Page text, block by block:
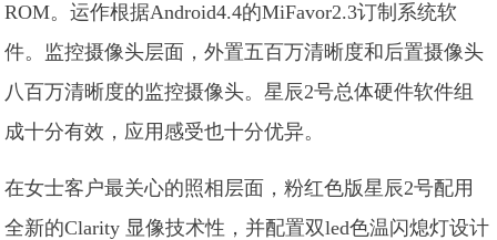
ROM。运作根据Android4.4的MiFavor2.3订制系统软
件。监控摄像头层面，外置五百万清晰度和后置摄像头
八百万清晰度的监控摄像头。星辰2号总体硬件软件组
成十分有效，应用感受也十分优异。
在女士客户最关心的照相层面，粉红色版星辰2号配用
全新的Clarity 显像技术性，并配置双led色温闪熄灯设计